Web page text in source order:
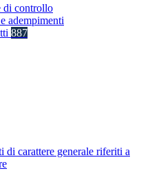
di controllo
adempimenti
887
di carattere generale riferiti a